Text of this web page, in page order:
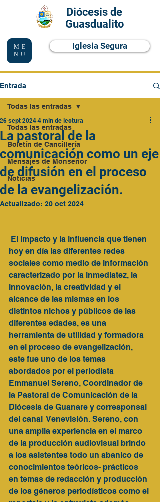
Diócesis de
Guasdualito
Iglesia Segura
ME
NU
Entrada
Todas las entradas
Boletín de Cancillería
Mensajes de Monseñor
Noticias
Todas las entradas
La pastoral de la
comunicación como un eje
de difusión en el proceso
de la evangelización.
26 sept 2024 4 min de lectura
Actualizado: 20 oct 2024
hoy en día las diferentes redes
sociales como medio de información
caracterizado por la inmediatez, la
innovación, la creatividad y el
alcance de las mismas en los
distintos nichos y públicos de las
diferentes edades, es una
herramienta de utilidad y formadora
en el proceso de evangelización,
este fue uno de los temas
abordados por el periodista
Emmanuel Sereno, Coordinador de
la Pastoral de Comunicación de la
Diócesis de Guanare y corresponsal
del canal  Venevisión. Sereno, con
una amplia experiencia en el marco
de la producción audiovisual brindo
a los asistentes todo un abanico de
conocimientos teóricos- prácticos
en temas de redacción y producción
de los géneros periodísticos como el